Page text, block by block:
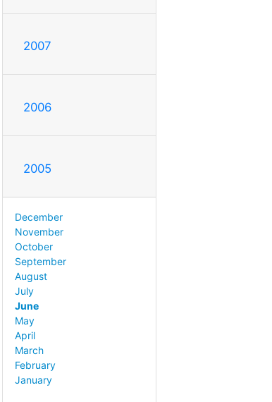
2007
2006
2005
December
November
October
September
August
July
June
May
April
March
February
January